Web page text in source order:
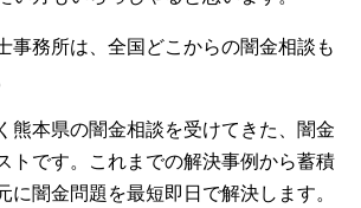
事務所は、全国どこからの闇金相談も
熊本県の闇金相談を受けてきた、闇金
トです。これまでの解決事例から蓄積
に闇金問題を最短即日で解決します。